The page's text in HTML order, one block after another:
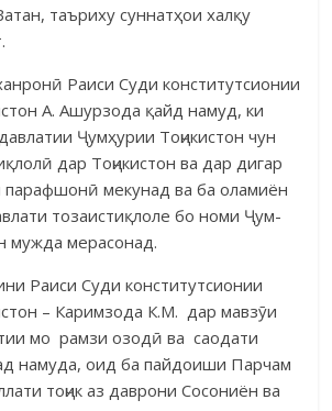
таъриху суннатҳои халқу
Раиси Суди конститутсионии
А. Ашурзода қайд намуд, ки
Ҷумҳурии Тоҷикистон чун
дар Тоҷикистон ва дар дигар
мекунад ва ба оламиён
тозаистиқлоле бо номи Ҷум-
мужда мерасонад.
Раиси Суди конститутсионии
– Каримзода К.М. дар мавзӯи
мо рамзи озодӣ ва саодати
намуда, оид ба пайдоиши Парчам
тоҷик аз даврони Сосониён ва